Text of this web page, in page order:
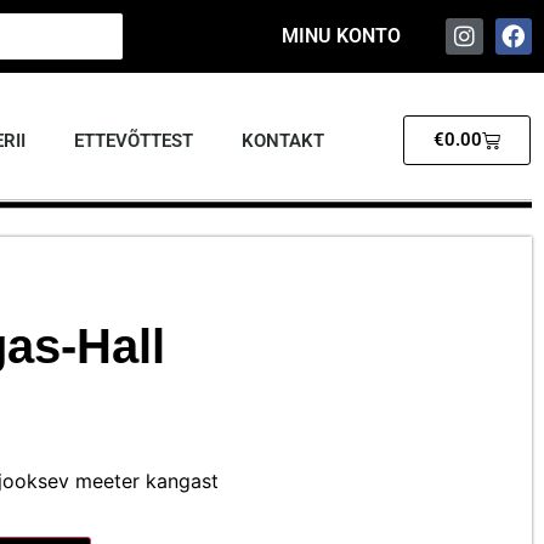
MINU KONTO
ETTEVÕTTEST KONTAKT €0.00
Hall
meeter kangast